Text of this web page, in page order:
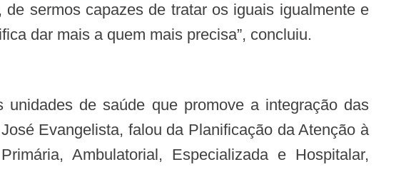
sermos capazes de tratar os iguais igualmente e
dar mais a quem mais precisa”, concluiu.
Evangelista, falou da Planificação da Atenção à
Ambulatorial, Especializada e Hospitalar,